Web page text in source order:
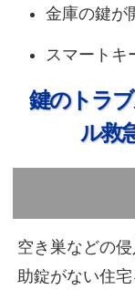
金庫の鍵が
スマートキ
鍵のトラ
ル救
空き巣などの
助錠がない住